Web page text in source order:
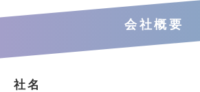
会社概要
社名